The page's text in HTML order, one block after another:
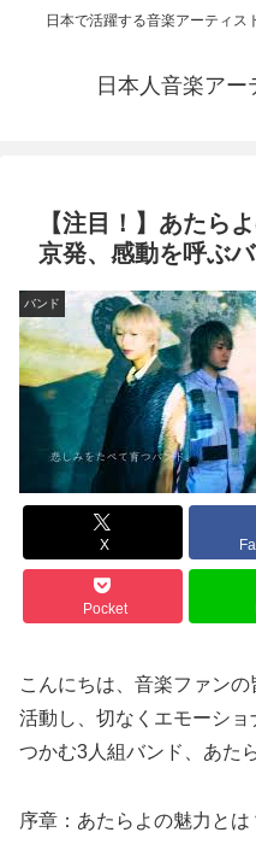
日本で活躍する音楽アーティ
日本人音楽ア
【注目！】あたら
京発、感動を呼ぶ
バンド
X
Pocket
こんにちは、音楽ファン
活動し、切なくエモーシ
つかむ3人組バンド、あた
序章：あたらよの魅力とは